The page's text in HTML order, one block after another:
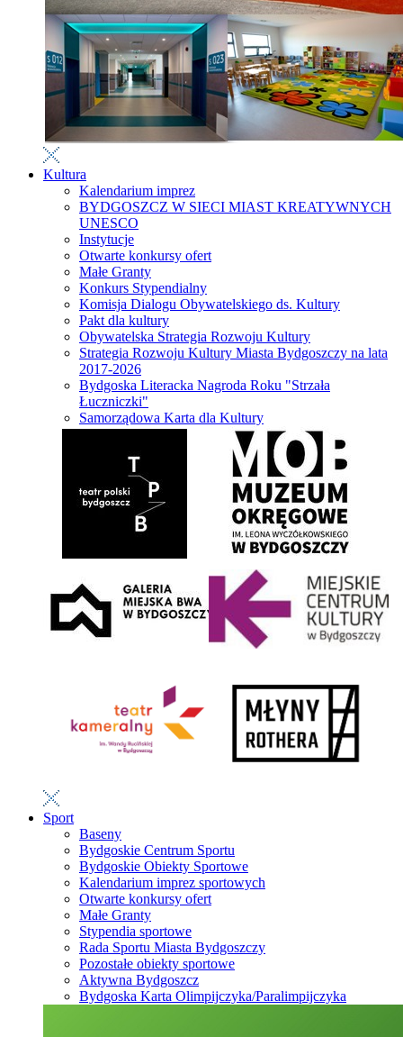
Kultura
Kalendarium imprez
BYDGOSZCZ W SIECI MIAST KREATYWNYCH
UNESCO
Instytucje
Otwarte konkursy ofert
Małe Granty
Konkurs Stypendialny
Komisja Dialogu Obywatelskiego ds. Kultury
Pakt dla kultury
Obywatelska Strategia Rozwoju Kultury
Strategia Rozwoju Kultury Miasta Bydgoszczy na lata
2017-2026
Bydgoska Literacka Nagroda Roku "Strzała
Łuczniczki"
Samorządowa Karta dla Kultury
Sport
Baseny
Bydgoskie Centrum Sportu
Bydgoskie Obiekty Sportowe
Kalendarium imprez sportowych
Otwarte konkursy ofert
Małe Granty
Stypendia sportowe
Rada Sportu Miasta Bydgoszczy
Pozostałe obiekty sportowe
Aktywna Bydgoszcz
Bydgoska Karta Olimpijczyka/Paralimpijczyka